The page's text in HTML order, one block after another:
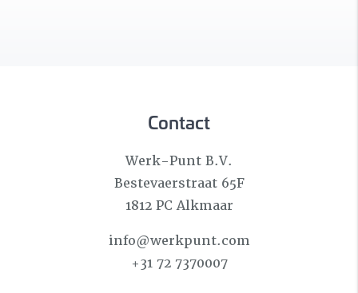
Contact
Werk-Punt B.V.
Bestevaerstraat 65F
1812 PC Alkmaar
info@werkpunt.com
+31 72 7370007